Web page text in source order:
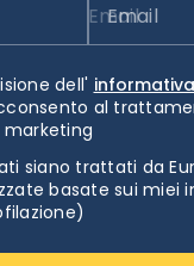
Email
dell'
al
siano trattati da
basate sui miei